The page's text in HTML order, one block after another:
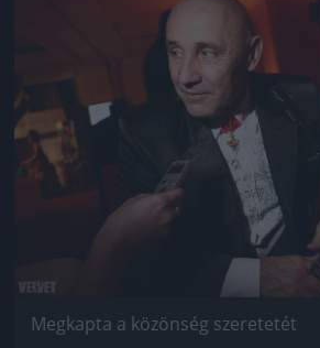
Jön még kép!
Megkapta a közönség szeretetét